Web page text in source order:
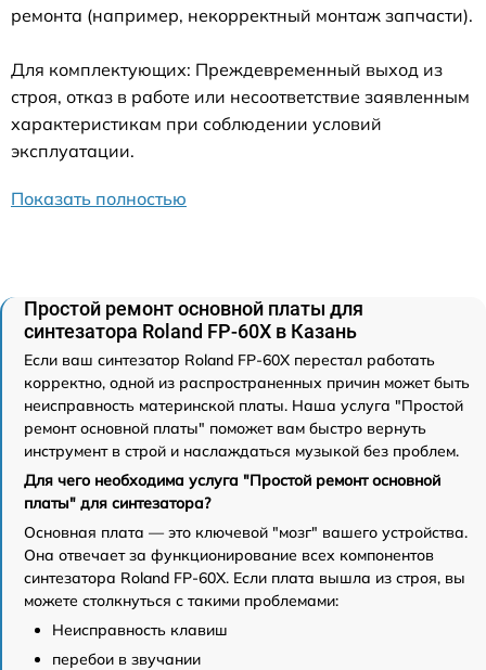
ремонта (например, некорректный монтаж запчасти).
Для комплектующих: Преждевременный выход из
строя, отказ в работе или несоответствие заявленным
характеристикам при соблюдении условий
эксплуатации.
Показать полностью
Простой ремонт основной платы для
синтезатора Roland FP-60X в Казань
Если ваш синтезатор Roland FP-60X перестал работать
корректно, одной из распространенных причин может быть
неисправность материнской платы. Наша услуга "Простой
ремонт основной платы" поможет вам быстро вернуть
инструмент в строй и наслаждаться музыкой без проблем.
Для чего необходима услуга "Простой ремонт основной
платы" для синтезатора?
Основная плата — это ключевой "мозг" вашего устройства.
Она отвечает за функционирование всех компонентов
синтезатора Roland FP-60X. Если плата вышла из строя, вы
можете столкнуться с такими проблемами:
Неисправность клавиш
перебои в звучании